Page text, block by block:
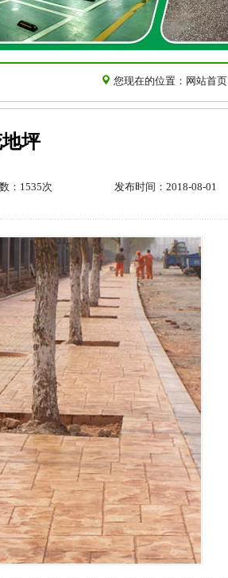
您现在的位置： 网站首页
坪
：1535次 发布时间：2018-08-01